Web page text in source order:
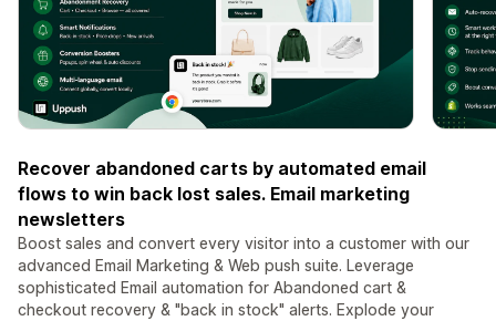
Recover abandoned carts by automated email
flows to win back lost sales. Email marketing
newsletters
Boost sales and convert every visitor into a customer with our
advanced Email Marketing & Web push suite. Leverage
sophisticated Email automation for Abandoned cart &
checkout recovery & "back in stock" alerts. Explode your